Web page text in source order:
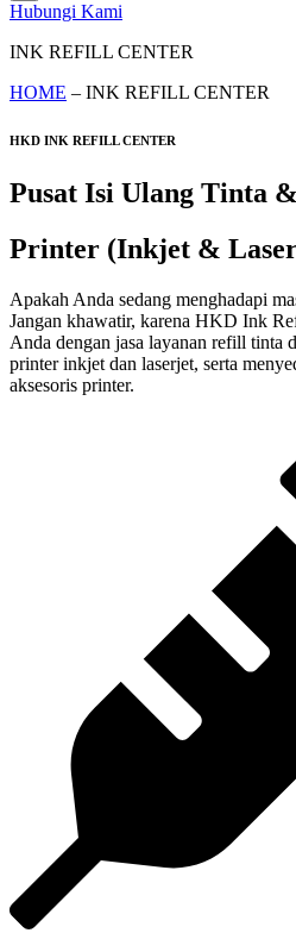
Hubungi Kami
INK REFILL CENTER
HOME – INK REFILL CENTER
HKD INK REFILL CENTER
Pusat Isi Ulang Tinta
Printer (Inkjet &
Apakah Anda sedang menghadapi
Jangan khawatir, karena HKD Ink
Anda dengan jasa layanan refill tinta
printer inkjet dan laserjet, serta
aksesoris printer.